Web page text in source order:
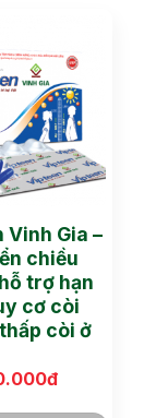
Gia –
chiều
trợ hạn
cơ còi
còi ở
đ